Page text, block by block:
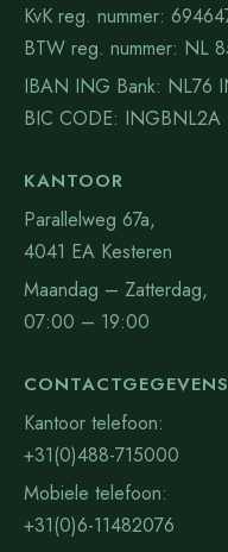
KvK reg. nummer:
BTW reg. nummer: NL
IBAN ING Bank: NL76
BIC CODE: INGBNL2A
KANTOOR
Parallelweg 67a,
4041 EA Kesteren
Maandag – Zatterdag,
07:00 – 19:00
CONTACTGEGEVENS
Kantoor telefoon:
+31(0)488-715000
Mobiele telefoon:
+31(0)6-11482076